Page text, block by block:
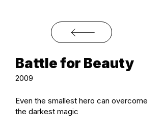
Battle for Beauty
2009
Even the smallest hero can overcome
the darkest magic